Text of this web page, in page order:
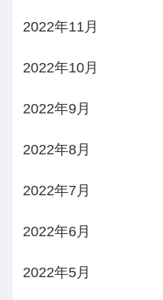
2022年11月
2022年10月
2022年9月
2022年8月
2022年7月
2022年6月
2022年5月